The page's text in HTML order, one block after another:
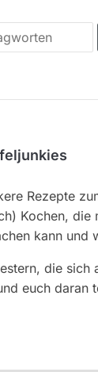
Rezepte
Kochen, die
kann und
die sich
euch daran